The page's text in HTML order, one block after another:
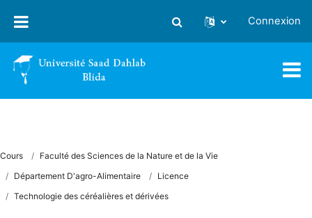
Activer/désactiver la saisie
Connexion
Cours
Faculté des Sciences de la Nature et de la Vie
Département D'agro-Alimentaire
Licence
Technologie des céréalières et dérivées